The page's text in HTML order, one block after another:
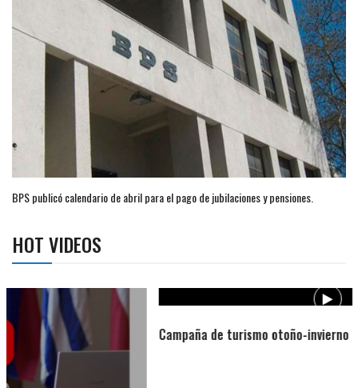
BPS publicó calendario de abril para el pago de jubilaciones y pensiones.
HOT VIDEOS
Campaña de turismo otoño-invierno